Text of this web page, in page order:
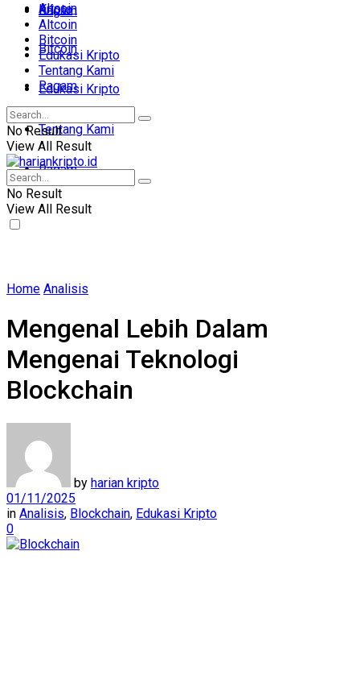
Ragam
Altcoin
Bitcoin
Edukasi Kripto
Tentang Kami
Ragam
Kripto
Altcoin
Bitcoin
Edukasi Kripto
Tentang Kami
Ragam
No Result
View All Result
No Result
View All Result
Home Analisis
Mengenal Lebih Dalam
Mengenai Teknologi
Blockchain
by harian kripto
01/11/2025
in Analisis, Blockchain, Edukasi Kripto
0